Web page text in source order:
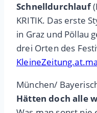
Schnelldurchlauf
KRITIK. Das erste
in Graz und Pöllau
drei Orten des
München/
Hätten doch alle